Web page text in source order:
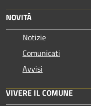
NOVITÀ
Notizie
Comunicati
Avvisi
VIVERE IL COMUNE